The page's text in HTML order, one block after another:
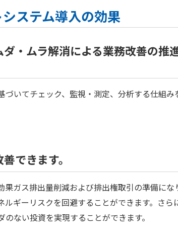
ステム導入の効果
・ムラ解消による業務改善の推
いてチェック、監視・測定、分析する仕組
できます。
ガス排出量削減および排出権取引の準備に
ギーリスクを回避することができます。さ
ない投資を実現することができます。